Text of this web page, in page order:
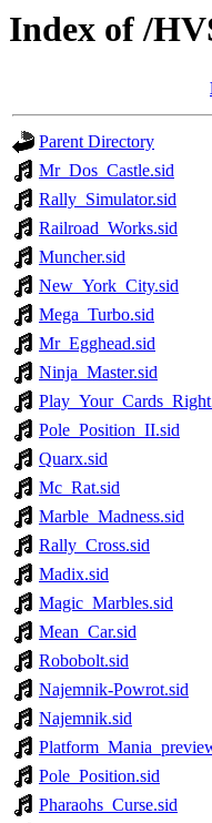
Index of /
Parent Directory
Mr_Dos_Castle.sid
Rally_Simulator.sid
Railroad_Works.sid
Muncher.sid
New_York_City.sid
Mega_Turbo.sid
Mr_Egghead.sid
Ninja_Master.sid
Pole_Position_II.sid
Quarx.sid
Mc_Rat.sid
Marble_Madness.sid
Rally_Cross.sid
Madix.sid
Magic_Marbles.sid
Mean_Car.sid
Robobolt.sid
Najemnik-Powrot.sid
Najemnik.sid
Pole_Position.sid
Pharaohs_Curse.sid